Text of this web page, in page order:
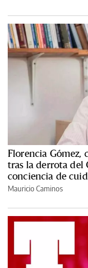
Florencia Gómez,
tras la derrota del
conciencia de
Mauricio Caminos